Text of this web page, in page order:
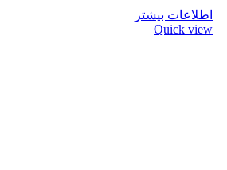
اطلاعات بیشتر
Quick view